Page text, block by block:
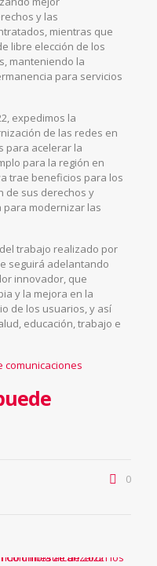
y las
mientras que
libre elección de los
manteniendo la
para servicios
expedimos la
de las redes en
para acelerar la
para la región en
trae beneficios para los
de sus derechos y
para modernizar las
trabajo realizado por
seguirá adelantando
innovador, que
y la mejora en la
de los usuarios, y así
educación, trabajo e
comunicaciones
0